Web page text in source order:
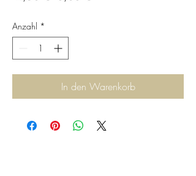
Anzahl *
In den Warenkorb